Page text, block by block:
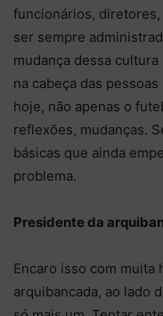
funcionários, diretores,
ser sempre
mudança dessa
na cabeça das
hoje, não apenas o
reflexões, mudanças.
básicas que ainda
problema.
Presidente da
Encaro isso com muita
arquibancada, ao lado